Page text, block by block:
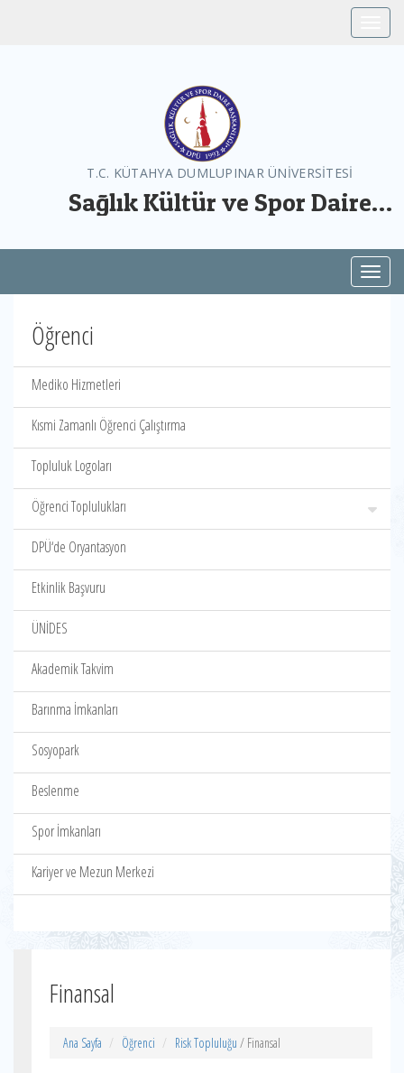
T.C. KÜTAHYA DUMLUPINAR ÜNİVERSİTESİ
Sağlık Kültür ve Spor Daire
Öğrenci
Mediko Hizmetleri
Kısmi Zamanlı Öğrenci Çalıştırma
Topluluk Logoları
Öğrenci Toplulukları
DPÜ‘de Oryantasyon
Etkinlik Başvuru
ÜNİDES
Akademik Takvim
Barınma İmkanları
Sosyopark
Beslenme
Spor İmkanları
Kariyer ve Mezun Merkezi
Finansal
Ana Sayfa Öğrenci Risk Topluluğu / Finansal